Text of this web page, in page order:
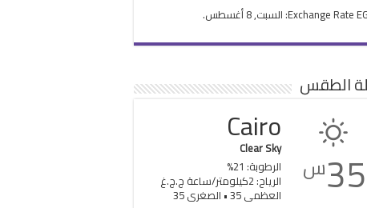
Exchange Rate: السبت, 8 أغسطس.
الطقس
35س
Cairo
Clear Sky
الرطوبة: 21%
الرياح: 2كيلومتر/ساعة ج.ج.غ
العظمى 35 • الصغرى 35